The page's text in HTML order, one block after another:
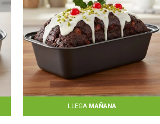
LLEGA MAÑANA